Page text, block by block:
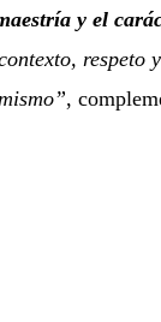
y el
respeto
,